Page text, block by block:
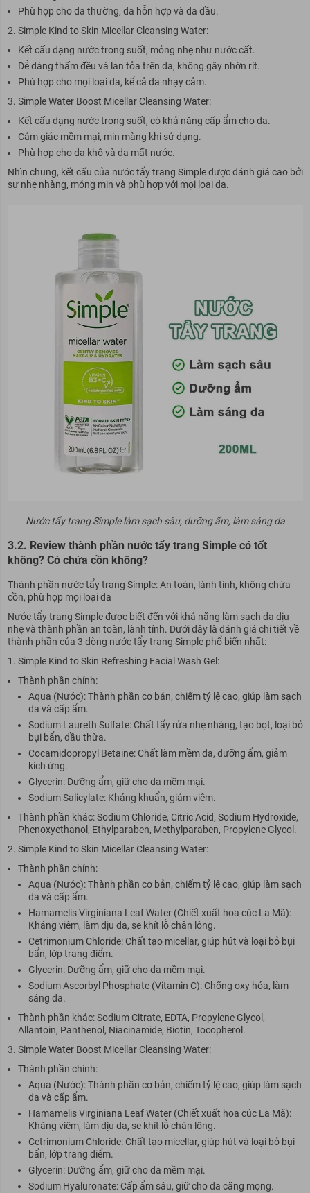
Phù hợp cho da thường, da hỗn hợp và da dầu.
Simple Kind to Skin Micellar Cleansing Water:
Kết cấu dạng nước trong suốt, mỏng nhẹ như nước cất.
Dễ dàng thấm đều và lan tỏa trên da, không gây nhờn rít.
Phù hợp cho mọi loại da, kể cả da nhạy cảm.
Simple Water Boost Micellar Cleansing Water:
Kết cấu dạng nước trong suốt, có khả năng cấp ẩm cho da.
Cảm giác mềm mại, mịn màng khi sử dụng.
Phù hợp cho da khô và da mất nước.
Nhìn chung, kết cấu của nước tẩy trang Simple được đánh giá cao bởi
sự nhẹ nhàng, mỏng mịn và phù hợp với mọi loại da.
Nước tẩy trang Simple làm sạch sâu, dưỡng ẩm, làm sáng da
3.2. Review thành phần nước tẩy trang Simple có tốt
không? Có chứa cồn không?
Thành phần nước tẩy trang Simple: An toàn, lành tính, không chứa
cồn, phù hợp mọi loại da
Nước tẩy trang Simple được biết đến với khả năng làm sạch da dịu
nhẹ và thành phần an toàn, lành tính. Dưới đây là đánh giá chi tiết về
thành phần của 3 dòng nước tẩy trang Simple phổ biến nhất:
Simple Kind to Skin Refreshing Facial Wash Gel:
Thành phần chính:
Aqua (Nước): Thành phần cơ bản, chiếm tỷ lệ cao, giúp làm sạch
da và cấp ẩm.
Sodium Laureth Sulfate: Chất tẩy rửa nhẹ nhàng, tạo bọt, loại bỏ
bụi bẩn, dầu thừa.
Cocamidopropyl Betaine: Chất làm mềm da, dưỡng ẩm, giảm
kích ứng.
Glycerin: Dưỡng ẩm, giữ cho da mềm mại.
Sodium Salicylate: Kháng khuẩn, giảm viêm.
Thành phần khác: Sodium Chloride, Citric Acid, Sodium Hydroxide,
Phenoxyethanol, Ethylparaben, Methylparaben, Propylene Glycol.
Simple Kind to Skin Micellar Cleansing Water:
Thành phần chính:
Aqua (Nước): Thành phần cơ bản, chiếm tỷ lệ cao, giúp làm sạch
da và cấp ẩm.
Hamamelis Virginiana Leaf Water (Chiết xuất hoa cúc La Mã):
Kháng viêm, làm dịu da, se khít lỗ chân lông.
Cetrimonium Chloride: Chất tạo micellar, giúp hút và loại bỏ bụi
bẩn, lớp trang điểm.
Glycerin: Dưỡng ẩm, giữ cho da mềm mại.
Sodium Ascorbyl Phosphate (Vitamin C): Chống oxy hóa, làm
sáng da.
Thành phần khác: Sodium Citrate, EDTA, Propylene Glycol,
Allantoin, Panthenol, Niacinamide, Biotin, Tocopherol.
Simple Water Boost Micellar Cleansing Water:
Thành phần chính:
Aqua (Nước): Thành phần cơ bản, chiếm tỷ lệ cao, giúp làm sạch
da và cấp ẩm.
Hamamelis Virginiana Leaf Water (Chiết xuất hoa cúc La Mã):
Kháng viêm, làm dịu da, se khít lỗ chân lông.
Cetrimonium Chloride: Chất tạo micellar, giúp hút và loại bỏ bụi
bẩn, lớp trang điểm.
Glycerin: Dưỡng ẩm, giữ cho da mềm mại.
Sodium Hyaluronate: Cấp ẩm sâu, giữ cho da căng mọng.